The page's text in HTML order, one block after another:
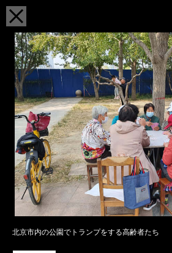
北京市内の公園でトランプをする高齢者たち